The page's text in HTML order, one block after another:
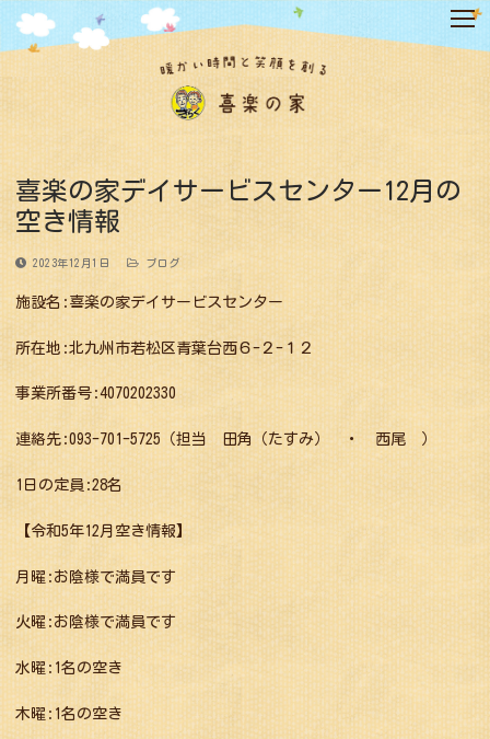
テ
ン
ツ
へ
キ
ッ
プ
喜楽の家デイサービスセンター12月の
空き情報
2023年12月1日 ブログ
施設名:喜楽の家デイサービスセンター
所在地:北九州市若松区青葉台西６-２-１２
事業所番号:4070202330
連絡先:093-701-5725（担当 田角（たすみ） ・ 西尾 ）
1日の定員:28名
【令和5年12月空き情報】
月曜:お陰様で満員です
火曜:お陰様で満員です
水曜:1名の空き
木曜:1名の空き